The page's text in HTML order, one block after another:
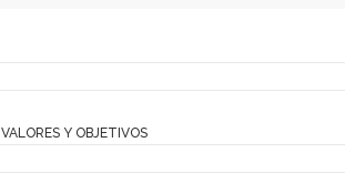
Y OBJETIVOS